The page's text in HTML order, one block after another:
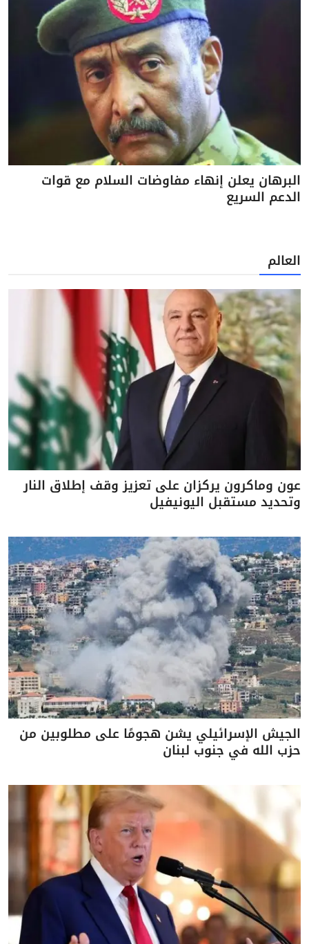
البرهان يعلن إنهاء مفاوضات السلام مع قوات
الدعم السريع
العالم
عون وماكرون يركزان على تعزيز وقف إطلاق النار
وتحديد مستقبل اليونيفيل
الجيش الإسرائيلي يشن هجومًا على مطلوبين من
حزب الله في جنوب لبنان